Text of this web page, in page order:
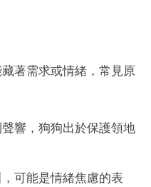
著需求或情緒，常見原
響，狗狗出於保護領地
可能是情緒焦慮的表